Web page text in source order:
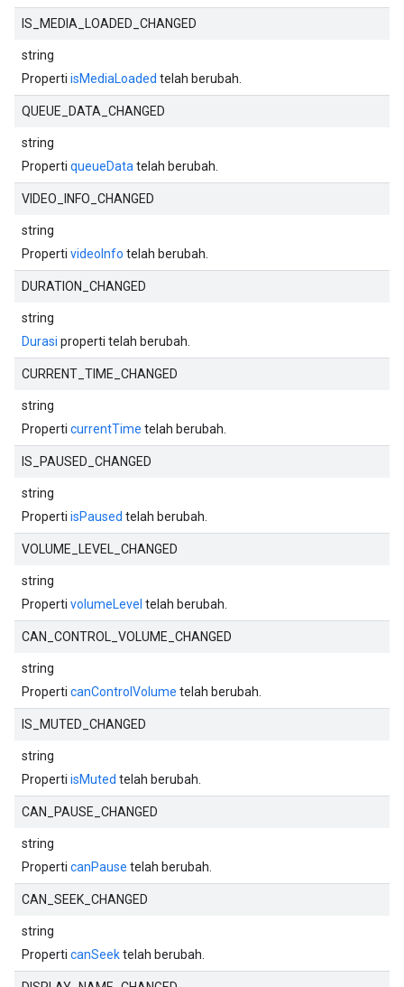
IS_MEDIA_LOADED_CHANGED
string
Properti isMediaLoaded telah berubah.
QUEUE_DATA_CHANGED
string
Properti queueData telah berubah.
VIDEO_INFO_CHANGED
string
Properti videoInfo telah berubah.
DURATION_CHANGED
string
Durasi properti telah berubah.
CURRENT_TIME_CHANGED
string
Properti currentTime telah berubah.
IS_PAUSED_CHANGED
string
Properti isPaused telah berubah.
VOLUME_LEVEL_CHANGED
string
Properti volumeLevel telah berubah.
CAN_CONTROL_VOLUME_CHANGED
string
Properti canControlVolume telah berubah.
IS_MUTED_CHANGED
string
Properti isMuted telah berubah.
CAN_PAUSE_CHANGED
string
Properti canPause telah berubah.
CAN_SEEK_CHANGED
string
Properti canSeektelah berubah.